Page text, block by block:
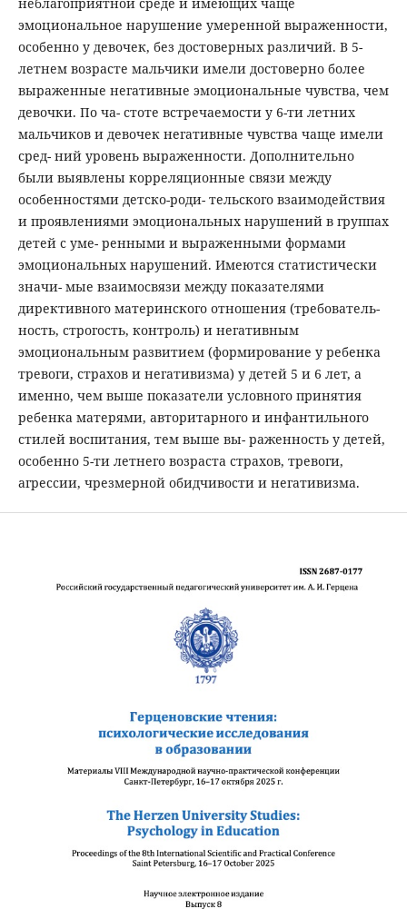
эмоциональное нарушение умеренной выраженности,
особенно у девочек, без достоверных различий. В 5-
летнем возрасте мальчики имели достоверно более
выраженные негативные эмоциональные чувства, чем
девочки. По ча- стоте встречаемости у 6-ти летних
мальчиков и девочек негативные чувства чаще имели
сред- ний уровень выраженности. Дополнительно
были выявлены корреляционные связи между
особенностями детско-роди- тельского взаимодействия
и проявлениями эмоциональных нарушений в группах
детей с уме- ренными и выраженными формами
эмоциональных нарушений. Имеются статистически
значи- мые взаимосвязи между показателями
директивного материнского отношения (требователь-
ность, строгость, контроль) и негативным
эмоциональным развитием (формирование у ребенка
тревоги, страхов и негативизма) у детей 5 и 6 лет, а
именно, чем выше показатели условного принятия
ребенка матерями, авторитарного и инфантильного
стилей воспитания, тем выше вы- раженность у детей,
особенно 5-ти летнего возраста страхов, тревоги,
агрессии, чрезмерной обидчивости и негативизма.